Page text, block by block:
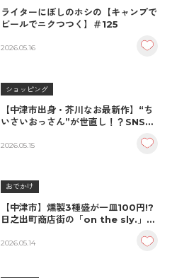
ライターにぼしのホシの【キャンプで
ビールでニクつつく】＃125
2026.05.16
ショッピング
【中津市出身・芥川なお最新作】“ち
いさいおっさん”が世直し！？SNS時
2026.05.15
おでかけ
【中津市】燻製3種盛が一皿100円!?
日之出町商店街の「on the sly.」が
2026.05.14